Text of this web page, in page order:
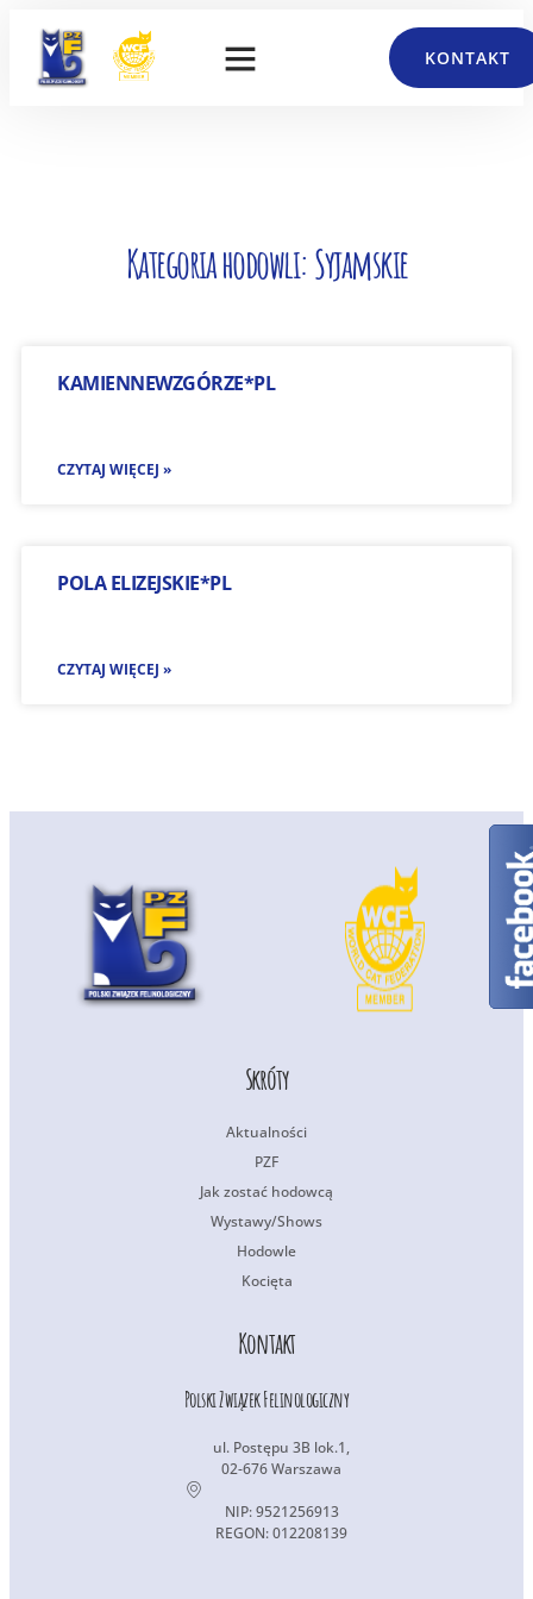
KONTAKT
Kategoria hodowli: Syjamskie
KAMIENNEWZGÓRZE*PL
CZYTAJ WIĘCEJ »
POLA ELIZEJSKIE*PL
CZYTAJ WIĘCEJ »
Skróty
Aktualności
PZF
Jak zostać hodowcą
Wystawy/Shows
Hodowle
Kocięta
Kontakt
Polski Związek Felinologiczny
ul. Postępu 3B lok.1,
02-676 Warszawa
NIP: 9521256913
REGON: 012208139